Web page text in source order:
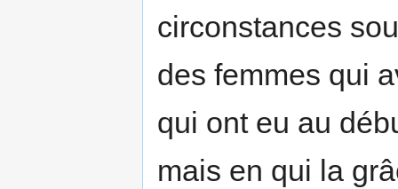
circonstances
des femmes qui
qui ont eu au
mais en qui la